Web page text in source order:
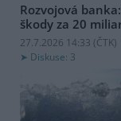
Rozvojová
škody za 20
27.7.2026 14:33 (ČTK)
Diskuse: 3